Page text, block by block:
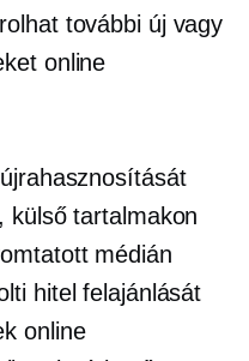
további új vagy
online
külső tartalmakon
médián
hitel felajánlását
online